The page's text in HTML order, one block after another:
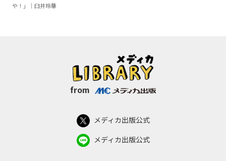
や！」｜臼井玲華
from
メディカ出版公式
メディカ出版公式